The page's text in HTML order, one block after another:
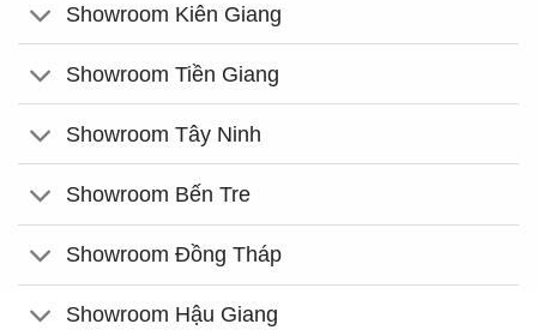
Showroom Kiên Giang
Showroom Tiền Giang
Showroom Tây Ninh
Showroom Bến Tre
Showroom Đồng Tháp
Showroom Hậu Giang